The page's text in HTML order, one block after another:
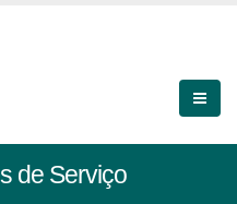
de Serviço